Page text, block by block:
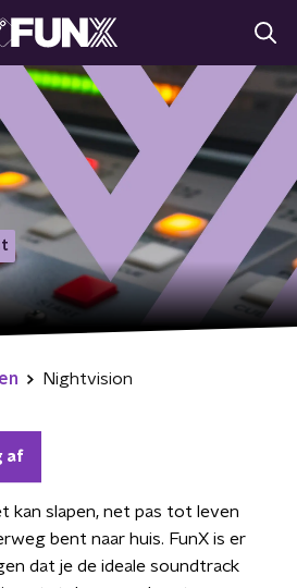
Nightvision
af
kan slapen, net pas tot leven
bent naar huis. FunX is er
dat je de ideale soundtrack